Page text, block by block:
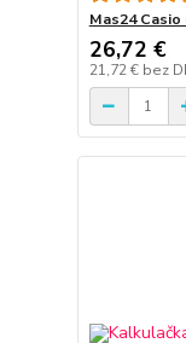
Mas24
26,72 €
21,72 € bez